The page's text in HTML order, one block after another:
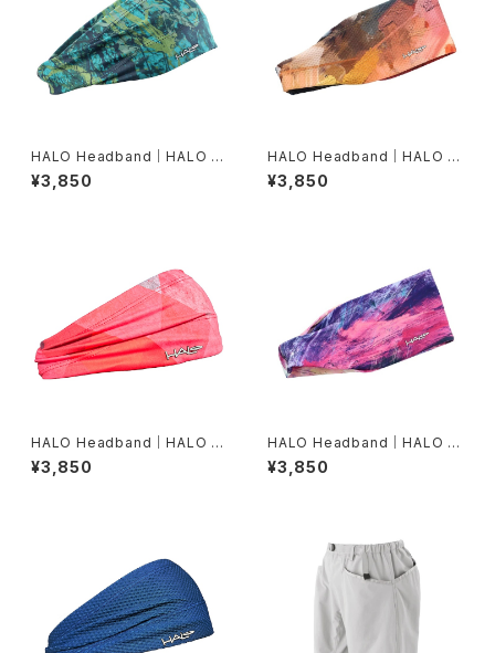
HALO Headband｜HALO バ
ンディット JP（Movas）
¥3,850
HALO Headband｜HALO バ
ンディット JP（Air modern oi
l）
¥3,850
HALO Headband｜HALO バ
ンディット JP（Vinst）
¥3,850
HALO Headband｜HALO バ
ンディット JP（dusk）
¥3,850